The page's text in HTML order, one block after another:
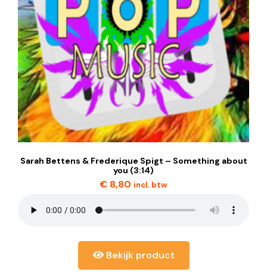
Sarah Bettens & Frederique Spigt – Something about
you (3:14)
€ 8,80 incl. btw
Bekijk product